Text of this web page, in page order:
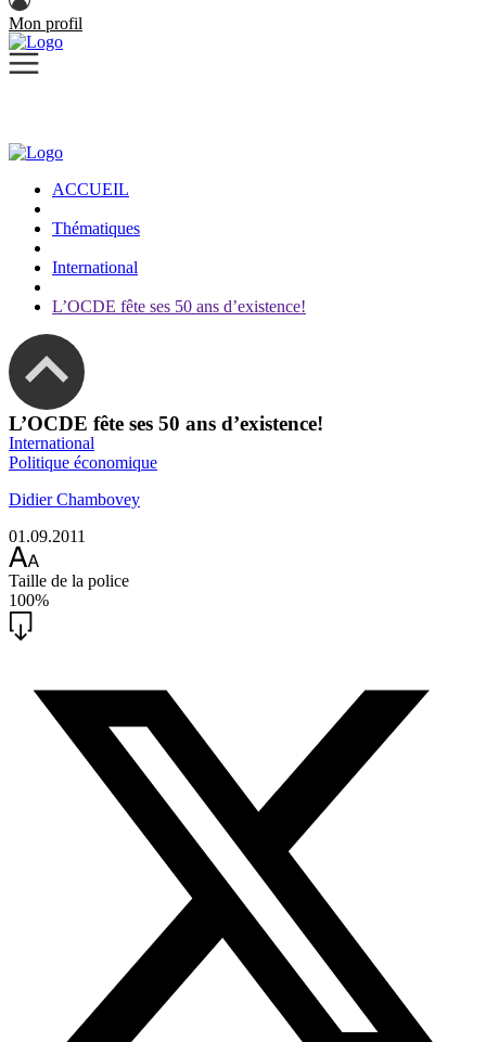
Mon profil
ACCUEIL
Thématiques
International
L’OCDE fête ses 50 ans d’existence!
L’OCDE fête ses 50 ans d’existence!
International
Politique économique
Didier Chambovey
01.09.2011
Taille de la police
100%